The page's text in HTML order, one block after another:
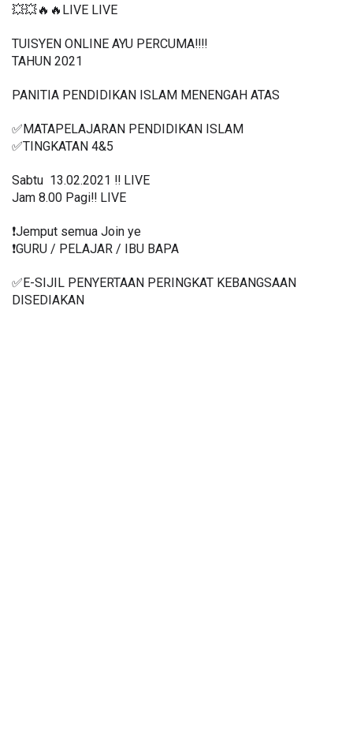
💥💥🔥🔥LIVE LIVE
TUISYEN ONLINE AYU PERCUMA‼️‼️
TAHUN 2021
PANITIA PENDIDIKAN ISLAM MENENGAH ATAS
✅MATAPELAJARAN PENDIDIKAN ISLAM
✅TINGKATAN 4&5
Sabtu  13.02.2021 ‼️ LIVE
Jam 8.00 Pagi‼️ LIVE
❗️Jemput semua Join ye
❗️GURU / PELAJAR / IBU BAPA
✅E-SIJIL PENYERTAAN PERINGKAT KEBANGSAAN
DISEDIAKAN